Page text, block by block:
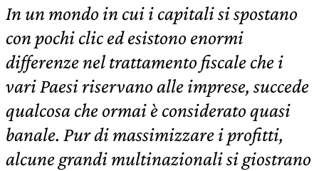
In un mondo in cui i capitali si spostano
con pochi clic ed esistono enormi
differenze nel trattamento fiscale che i
vari Paesi riservano alle imprese, succede
qualcosa che ormai è considerato quasi
banale. Pur di massimizzare i profitti,
alcune grandi multinazionali si giostrano